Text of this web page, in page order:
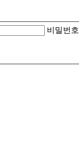
비밀번호